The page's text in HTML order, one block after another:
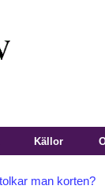
Källor
man korten?